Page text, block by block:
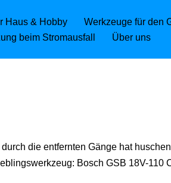
Haus & Hobby Werkzeuge für den
beim Stromausfall
Über uns
die entfernten Gänge hat
Bosch GSB 18V-110